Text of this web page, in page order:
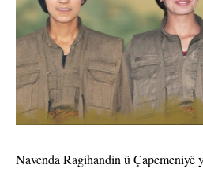
Navenda Ragihandin û Çapemeniyê